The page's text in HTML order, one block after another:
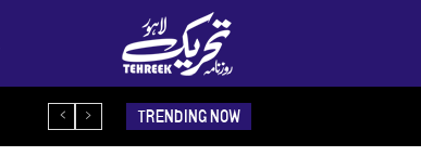
TRENDING NOW